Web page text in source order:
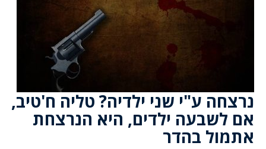
נרצחה ע"י שני ילדיה? טליה ח'טיב,
אם לשבעה ילדים, היא הנרצחת
אתמול בהדר